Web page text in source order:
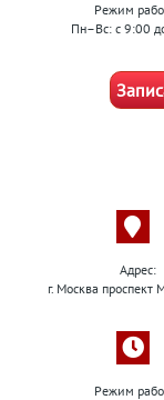
Режим
Пн–Вс: с 9:00
Адрес:
г. Москва проспект
Режим